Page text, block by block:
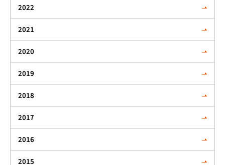
2022
2021
2020
2019
2018
2017
2016
2015